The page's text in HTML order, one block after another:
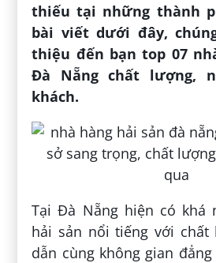
thiếu tại những thành
bài viết dưới đây,
thiệu đến bạn top 07
Đà Nẵng chất lượng,
khách.
Tại Đà Nẵng hiện có khá
hải sản nổi tiếng với chất
dẫn cùng không gian